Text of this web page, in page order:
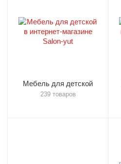
Мебель для детской
239 товаров